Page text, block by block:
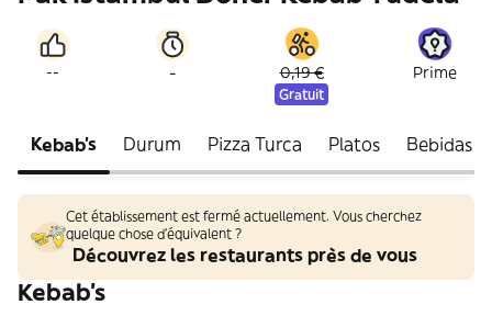
-- - 0,19 €
Gratuit
Prime
Kebab's Durum Pizza Turca Platos Bebidas
Cet établissement est fermé actuellement. Vous cherchez
quelque chose d'équivalent ?
Découvrez les restaurants près de vous
Kebab's